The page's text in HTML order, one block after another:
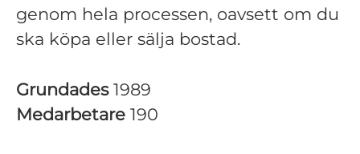
genom hela processen, oavsett om du
ska köpa eller sälja bostad.
Grundades 1989
Medarbetare 190